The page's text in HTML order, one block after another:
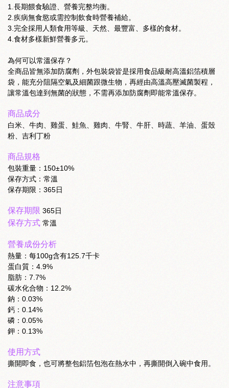
1.長期餵食驗證、營養完整均衡。
2.疾病無食慾或需控制飲食時營養補給。
3.完全採用人類食用等級、天然、最豐富、多樣的食材。
4.食材多樣新鮮營養多元。
為何可以常溫保存？
全商品皆無添加防腐劑，外包裝袋皆是採用食品級耐高溫鋁箔積層
袋，能充分阻隔空氣及細菌跟微生物，再經由高溫高壓滅菌製程，
讓常溫包達到無菌的狀態，不需再添加防腐劑即能常溫保存。
商品成分
白米、牛肉、雞蛋、鮭魚、雞肉、牛腎、牛肝、時蔬、羊油、蛋殼
粉、吉利丁粉
商品規格
包裝重量：150±10%
保存方式：常溫
保存期限：365日
保存期限 365日
保存方式 常溫
營養成份分析
熱量：每100g含有125.7千卡
蛋白質：4.9%
脂肪：7.7%
碳水化合物：12.2%
鈉：0.03%
鈣：0.14%
磷：0.05%
鉀：0.13%
使用方式
撕開即食，也可將整包鋁箔包泡在熱水中，再撕開倒入碗中食用。
注意事項